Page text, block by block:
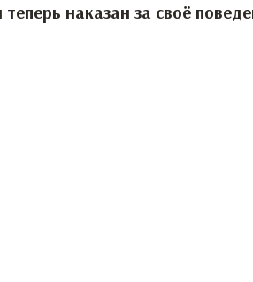
наказан за своё